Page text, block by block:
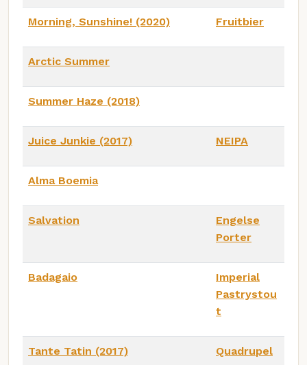
Morning, Sunshine! (2020) Fruitbier
Arctic Summer
Summer Haze (2018)
Juice Junkie (2017) NEIPA
Alma Boemia
Salvation
Engelse
Porter
Badagaio
Imperial
Pastrystou
t
Tante Tatin (2017) Quadrupel